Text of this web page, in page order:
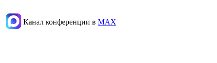
Канал конференции в МАХ